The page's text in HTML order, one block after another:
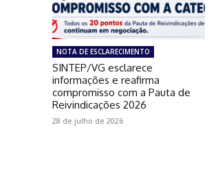
NOTA DE ESCLARECIMENTO
SINTEP/VG esclarece
informações e reafirma
compromisso com a Pauta de
Reivindicações 2026
28 de julho de 2026